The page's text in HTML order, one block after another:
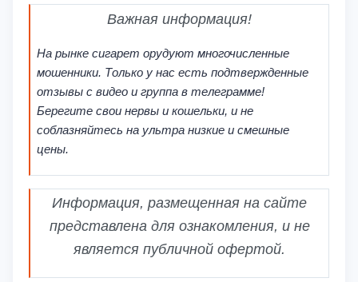
Важная информация!
На рынке сигарет орудуют многочисленные
мошенники. Только у нас есть подтвержденные
отзывы с видео и группа в телеграмме!
Берегите свои нервы и кошельки, и не
соблазняйтесь на ультра низкие и смешные
цены.
Информация, размещенная на сайте
представлена для ознакомления, и не
является публичной офертой.